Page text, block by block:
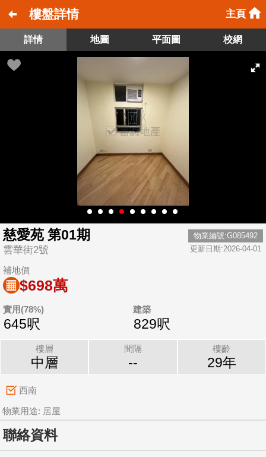
樓盤詳情 主頁
詳情 地圖 平面圖 校網
慈愛苑 第01期
雲華街2號
物業編號:G085492
更新日期:2026-04-01
補地價
$698萬
實用(78%)
645呎
建築
829呎
樓層
中層
間隔
--
樓齡
29年
西南
物業用途: 居屋
聯絡資料